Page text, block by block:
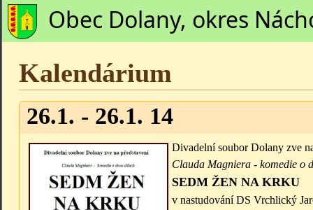
Obec Dolany, okres
Kalendárium
26.1. - 26.1. 14
Divadelní soubor Dolany zve
Clauda Magniera - komedie o
SEDM ŽEN NA KRKU
v nastudování DS Vrchlický